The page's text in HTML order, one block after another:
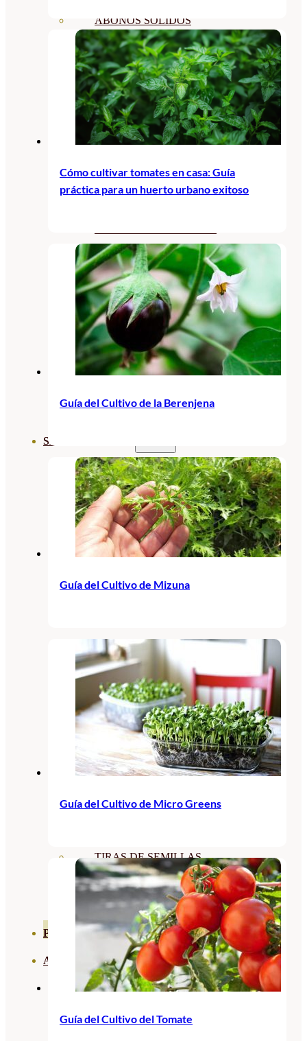
ABONOS SOLIDOS
BIOESTIMULANTES
SUSTRATOS Y
DECORATIVAS
CORRECTORES DE
ENRAIZANTES
SUELO
ÁCIDOS HÚMICOS
MATERIAS PRIMAS
PROTECCIÓN CULTIVOS Y
PLANTAS
GROWPUNCH
SEMILLAS
VER TODAS
BIODINÁMICAS DEMETER
HORTALIZA FRUTO
SEMILLAS HORTALIZA DE
SEMILLAS FLORES
COMESTIBLES
SEMILLAS TRADICIONALES
SEMILLAS BRASICAS
SEMILLAS RAÍZ
SEMILLAS LEGUMINOSAS
MICROGREEN
TIRAS DE SEMILLAS
BOMBAS DE SEMILLAS
BANDEJAS Y SEMILLEROS
PROFESIONALES
ABONOS POR CULTIVO
VER TODOS
Cómo cultivar tomates en casa: Guía
práctica para un huerto urbano exitoso
Guía del Cultivo de la Berenjena
Guía del Cultivo de Mizuna
Guía del Cultivo de Micro Greens
Guía del Cultivo del Tomate